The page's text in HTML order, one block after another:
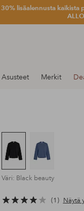
30% lisäalennusta kaikista
Asusteet Merkit
Väri: Black beauty
1 Näytä